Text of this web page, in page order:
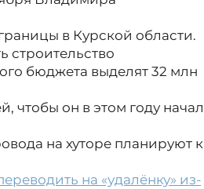
в Курской области.
строительство
бюджета выделят 32 млн
чтобы он в этом году начал
на хуторе планируют к
на «удалёнку» из-